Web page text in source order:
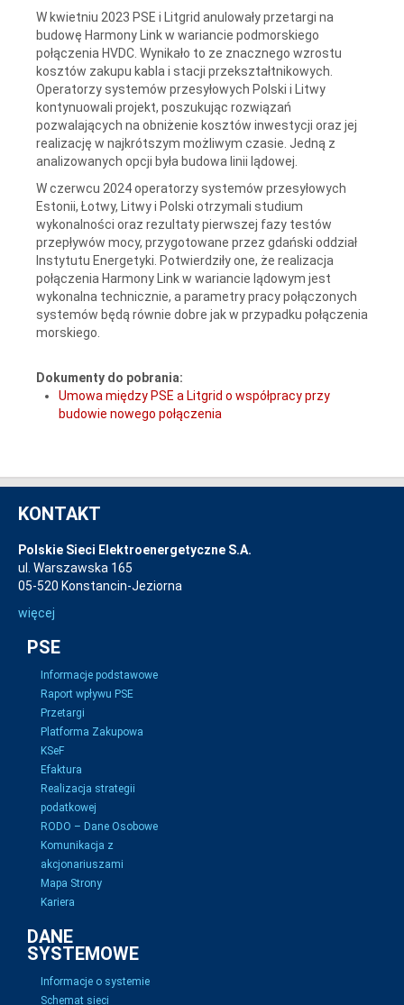
W kwietniu 2023 PSE i Litgrid anulowały przetargi na
budowę Harmony Link w wariancie podmorskiego
połączenia HVDC. Wynikało to ze znacznego wzrostu
kosztów zakupu kabla i stacji przekształtnikowych.
Operatorzy systemów przesyłowych Polski i Litwy
kontynuowali projekt, poszukując rozwiązań
pozwalających na obniżenie kosztów inwestycji oraz jej
realizację w najkrótszym możliwym czasie. Jedną z
analizowanych opcji była budowa linii lądowej.
W czerwcu 2024 operatorzy systemów przesyłowych
Estonii, Łotwy, Litwy i Polski otrzymali studium
wykonalności oraz rezultaty pierwszej fazy testów
przepływów mocy, przygotowane przez gdański oddział
Instytutu Energetyki. Potwierdziły one, że realizacja
połączenia Harmony Link w wariancie lądowym jest
wykonalna technicznie, a parametry pracy połączonych
systemów będą równie dobre jak w przypadku połączenia
morskiego.
Dokumenty do pobrania:
Umowa między PSE a Litgrid o współpracy przy
budowie nowego połączenia
KONTAKT
Polskie Sieci Elektroenergetyczne S.A.
ul. Warszawska 165
05-520 Konstancin-Jeziorna
więcej
PSE
Informacje podstawowe
Raport wpływu PSE
Przetargi
Platforma Zakupowa
KSeF
Efaktura
Realizacja strategii
podatkowej
RODO – Dane Osobowe
Komunikacja z
akcjonariuszami
Mapa Strony
Kariera
DANE
SYSTEMOWE
Informacje o systemie
Schemat sieci